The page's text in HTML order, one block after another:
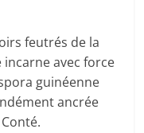
feutrés de la
avec force
guinéenne
ancrée